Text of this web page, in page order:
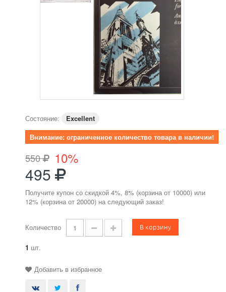
Состояние:
Excellent
Внимание: ограниченное количество товара в наличии!
550 10%
495
Получите купон со скидкой 4%, 8% (корзина от 10000) или
12% (корзина от 20000) на следующий заказ!
Количество В корзину
1 шт.
Добавить в избранное